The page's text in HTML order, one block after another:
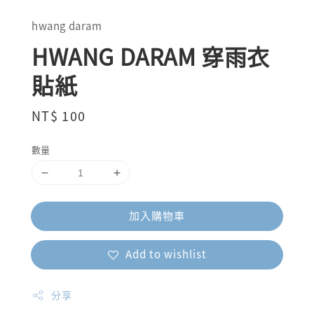
hwang daram
HWANG DARAM 穿雨衣
貼紙
Regular
NT$ 100
數量
加入購物車
Add to wishlist
分享